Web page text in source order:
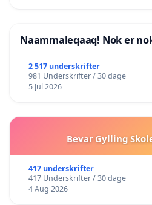
Naammaleqaaq! Nok er
2 517 underskrifter
981 Underskrifter / 30 dage
5 Jul 2026
Bevar Gylling
417 underskrifter
417 Underskrifter / 30 dage
4 Aug 2026